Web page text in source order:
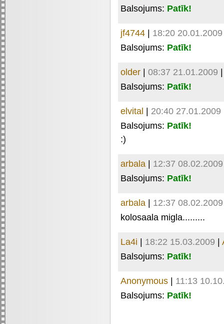
Balsojums: Patīk!
jf4744 | 18:20 20.01.2009
Balsojums: Patīk!
older | 08:37 21.01.2009
Balsojums: Patīk!
elvital | 20:40 27.01.2009
Balsojums: Patīk!
:)
arbala | 12:37 08.02.2009
Balsojums: Patīk!
arbala | 12:37 08.02.2009
kolosaala migla.........
La4i | 18:22 15.03.2009 |
Balsojums: Patīk!
Anonymous | 11:13
Balsojums: Patīk!